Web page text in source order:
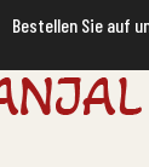
Bestellen Sie auf